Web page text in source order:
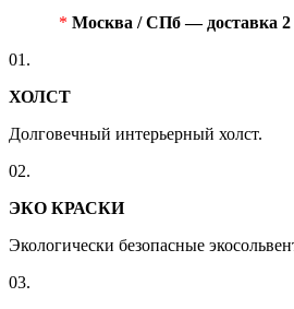
* Москва / СПб — доставка
01.
ХОЛСТ
Долговечный интерьерный холст.
02.
ЭКО КРАСКИ
Экологически безопасные
03.